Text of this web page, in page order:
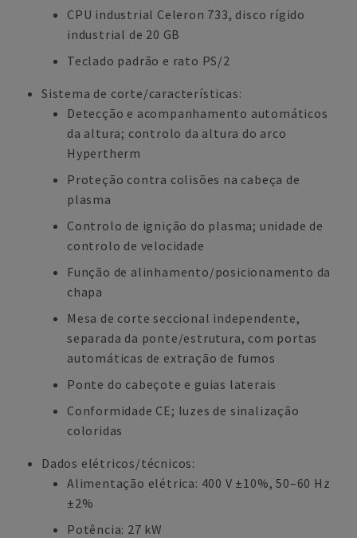
CPU industrial Celeron 733, disco rígido
industrial de 20 GB
Teclado padrão e rato PS/2
Sistema de corte/características:
Detecção e acompanhamento automáticos
da altura; controlo da altura do arco
Hypertherm
Proteção contra colisões na cabeça de
plasma
Controlo de ignição do plasma; unidade de
controlo de velocidade
Função de alinhamento/posicionamento da
chapa
Mesa de corte seccional independente,
separada da ponte/estrutura, com portas
automáticas de extração de fumos
Ponte do cabeçote e guias laterais
Conformidade CE; luzes de sinalização
coloridas
Dados elétricos/técnicos:
Alimentação elétrica: 400 V ±10%, 50–60 Hz
±2%
Potência: 27 kW